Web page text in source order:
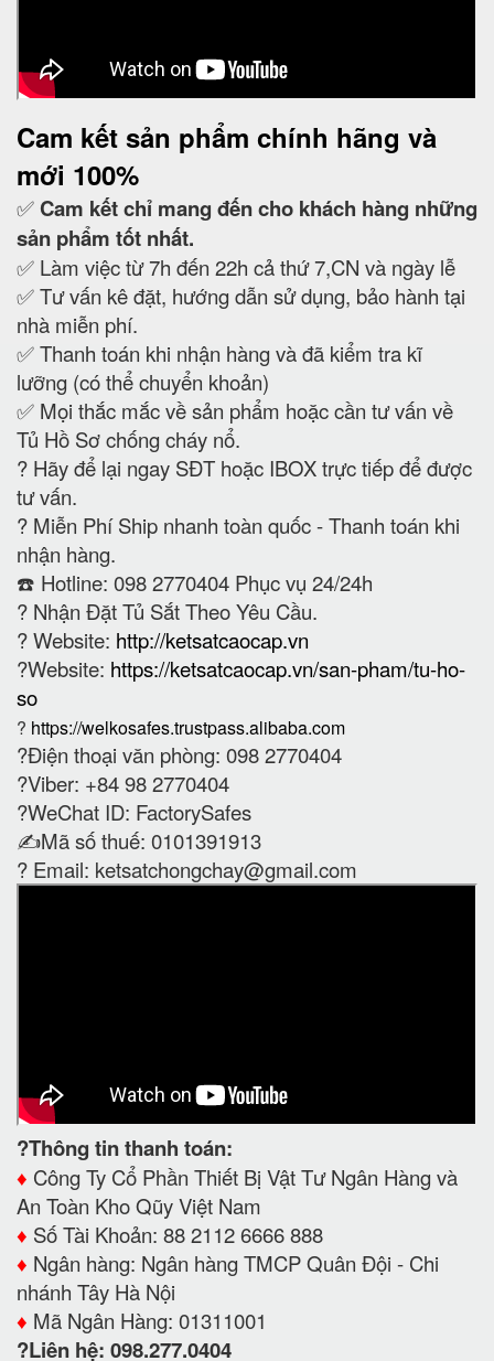
Cam kết sản phẩm chính hãng và
mới 100%
✅ Cam kếtchỉ mang đến cho khách hàng những
sản phẩm tốt nhất.
✅ Làm việc từ 7h đến 22h cả thứ 7,CN và ngày lễ
✅ Tư vấn kê đặt, hướng dẫn sử dụng, bảo hành tại
nhà miễn phí.
✅ Thanh toán khi nhận hàng và đã kiểm tra kĩ
lưỡng (có thể chuyển khoản)
✅ Mọi thắc mắc về sản phẩm hoặc cần tư vấn về
Tủ Hồ Sơ chống cháy nổ.
? Hãy để lại ngay SĐT hoặc IBOX trực tiếp để được
tư vấn.
? Miễn Phí Ship nhanh toàn quốc - Thanh toán khi
nhận hàng.
☎️ Hotline: 098 2770404 Phục vụ 24/24h
? Nhận Đặt Tủ Sắt Theo Yêu Cầu.
? Website: http://ketsatcaocap.vn
?Website: https://ketsatcaocap.vn/san-pham/tu-ho-
so
? https://welkosafes.trustpass.alibaba.com
?Điện thoại văn phòng: 098 2770404
?Viber: +84 98 2770404
?WeChat ID: FactorySafes
✍️Mã số thuế: 0101391913
? Email: ketsatchongchay@gmail.com
?Thông tin thanh toán:
♦️ Công Ty Cổ Phần Thiết Bị Vật Tư Ngân Hàng và
An Toàn Kho Qũy Việt Nam
♦️ Số Tài Khoản: 88 2112 6666 888
♦️ Ngân hàng: Ngân hàng TMCP Quân Đội - Chi
nhánh Tây Hà Nội
♦️ Mã Ngân Hàng: 01311001
?Liên hệ: 098.277.0404